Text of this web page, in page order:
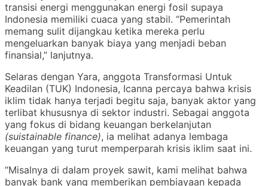
transisi energi menggunakan energi fosil supaya
Indonesia memiliki cuaca yang stabil. “Pemerintah
memang sulit dijangkau ketika mereka perlu
mengeluarkan banyak biaya yang menjadi beban
finansial,” lanjutnya.
Selaras dengan Yara, anggota Transformasi Untuk
Keadilan (TUK) Indonesia, Icanna percaya bahwa krisis
iklim tidak hanya terjadi begitu saja, banyak aktor yang
terlibat khususnya di sektor industri. Sebagai anggota
yang fokus di bidang keuangan berkelanjutan
(suistainable finance), ia melihat adanya lembaga
keuangan yang turut memperparah krisis iklim saat ini.
“Misalnya di dalam proyek sawit, kami melihat bahwa
banyak bank yang memberikan pembiayaan kepada